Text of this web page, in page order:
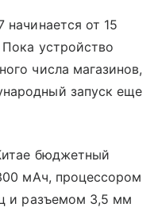
начинается от 15
устройство
числа магазинов,
запуск еще
бюджетный
мАч, процессором
и разъемом 3,5 мм